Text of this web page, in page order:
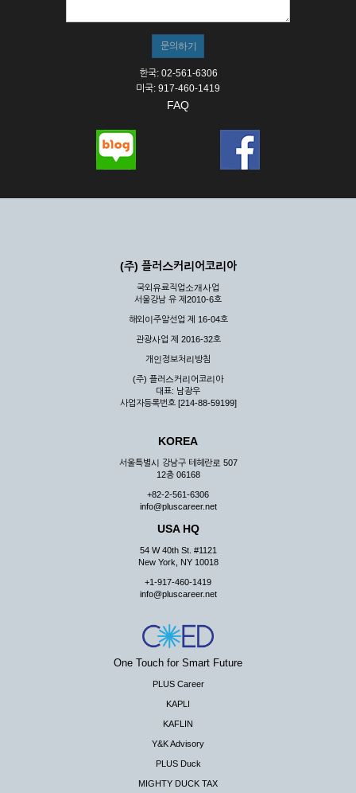
한국: 02-561-6306
미국: 917-460-1419
FAQ
(주) 플러스커리어코리아
국외유료직업소개사업
서울강남 유 제2010-6호
해외이주알선업 제 16-04호
관광사업 제 2016-32호
개인정보처리방침
(주) 플러스커리어코리아
대표: 남광우
사업자등록번호 [214-88-59199]
KOREA
서울특별시 강남구 테헤란로 507
12층 06168
+82-2-561-6306
info@pluscareer.net
USA HQ
54 W 40th St. #1121
New York, NY 10018
+1-917-460-1419
info@pluscareer.net
One Touch for Smart Future
PLUS Career
KAPLI
KAFLIN
Y&K Advisory
PLUS Duck
MIGHTY DUCK TAX